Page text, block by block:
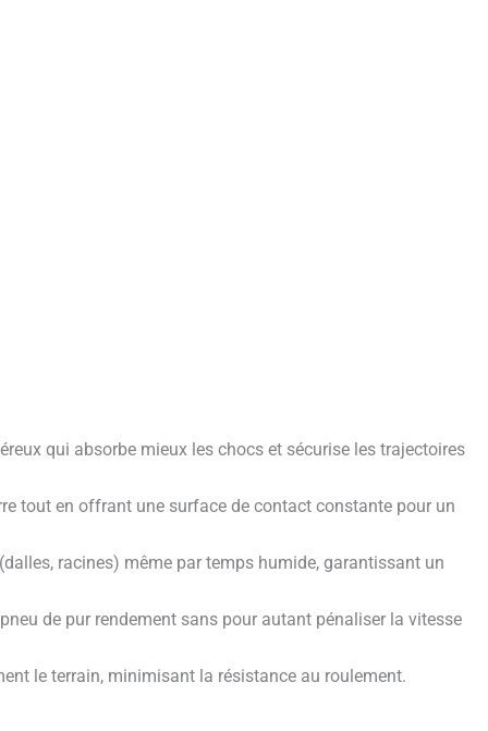
qui absorbe mieux les chocs et sécurise les trajectoires
tout en offrant une surface de contact constante pour un
racines) même par temps humide, garantissant un
de pur rendement sans pour autant pénaliser la vitesse
le terrain, minimisant la résistance au roulement.